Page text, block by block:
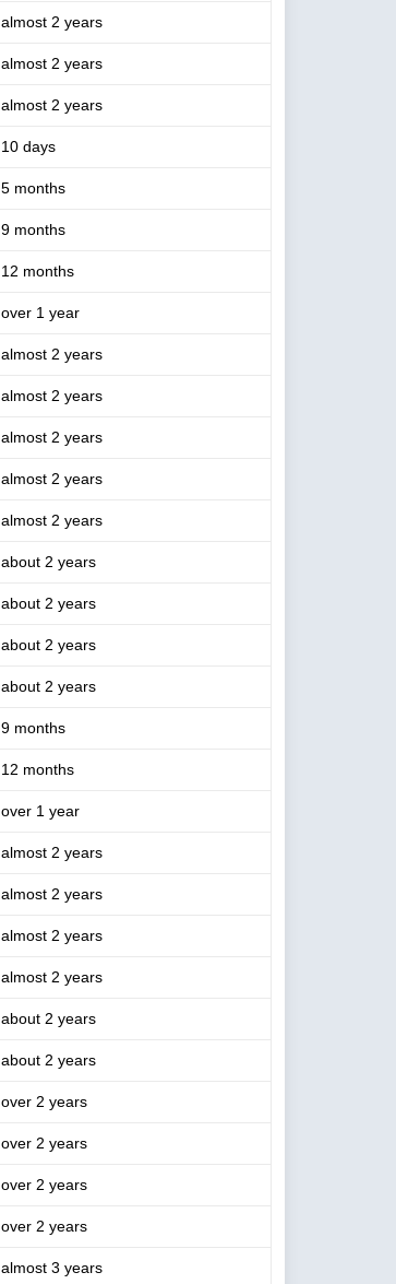
almost 2 years
almost 2 years
almost 2 years
10 days
5 months
9 months
12 months
over 1 year
almost 2 years
almost 2 years
almost 2 years
almost 2 years
almost 2 years
about 2 years
about 2 years
about 2 years
about 2 years
9 months
12 months
over 1 year
almost 2 years
almost 2 years
almost 2 years
almost 2 years
about 2 years
about 2 years
over 2 years
over 2 years
over 2 years
over 2 years
almost 3 years